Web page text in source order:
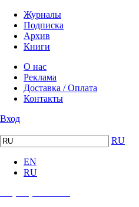
Журналы
Подписка
Архив
Книги
О нас
Реклама
Доставка / Оплата
Контакты
Вход
RU
EN
RU